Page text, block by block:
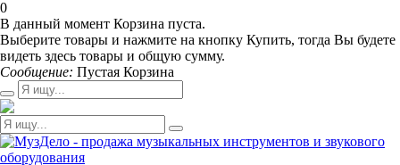
0
В данный момент Корзина пуста.
Выберите товары и нажмите на кнопку Купить, тогда Вы будете
видеть здесь товары и общую сумму.
Сообщение: Пустая Корзина